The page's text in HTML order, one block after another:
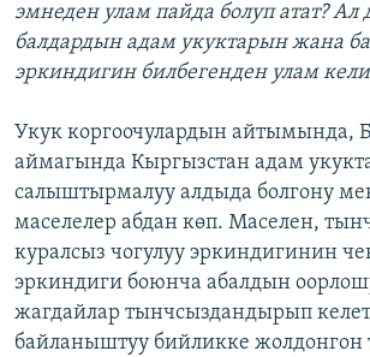
эмнеден улам пайда болуп атат? Ал
балдардын адам укуктарын жана
эркиндигин билбегенден улам
Укук коргоочулардын айтымында,
аймагында Кыргызстан адам
салыштырмалуу алдыда болгону
маселелер абдан көп. Маселен,
куралсыз чогулуу эркиндигинин
эркиндиги боюнча абалдын
жагдайлар тынчсыздандырып
байланыштуу бийликке жолдонгон